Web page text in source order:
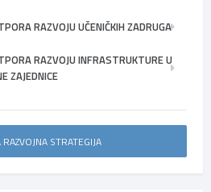
RAZVOJU UČENIČKIH ZADRUGA
RAZVOJU INFRASTRUKTURE U
ZAJEDNICE
STRATEGIJA